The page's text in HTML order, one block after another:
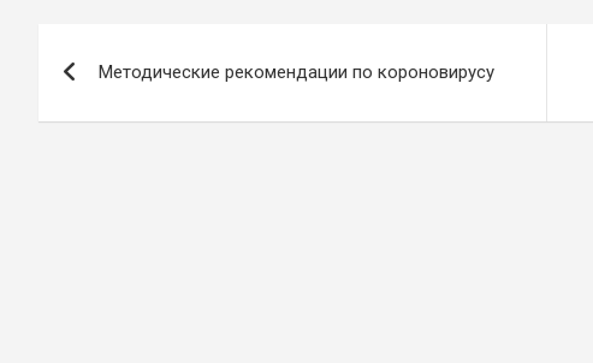
по
Методические рекомендации по короновирусу